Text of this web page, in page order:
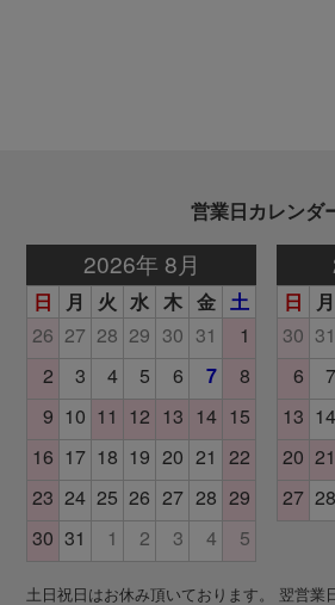
営業日カレンダ
土日祝日はお休み頂いております。 翌営業